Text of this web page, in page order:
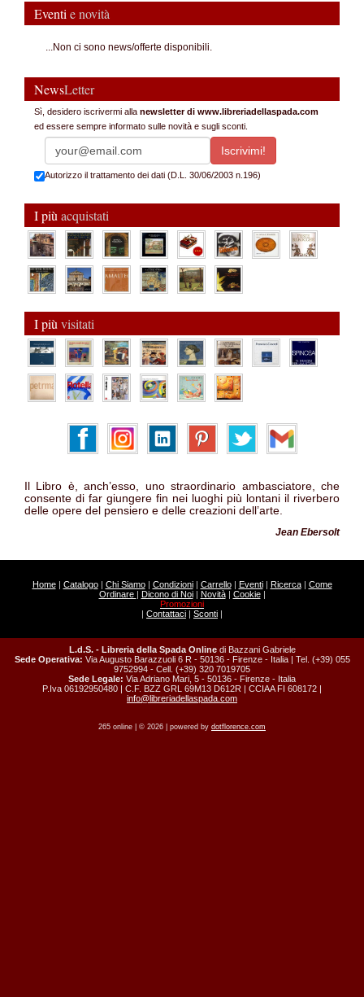
Eventi e novità
...Non ci sono news/offerte disponibili.
NewsLetter
Sì, desidero iscrivermi alla newsletter di www.libreriadellaspada.com
ed essere sempre informato sulle novità e sugli sconti.
Autorizzo il trattamento dei dati (D.L. 30/06/2003 n.196)
I più acquistati
I più visitati
Il Libro è, anch’esso, uno straordinario ambasciatore, che
consente di far giungere fin nei luoghi più lontani il riverbero
delle opere del pensiero e delle creazioni dell’arte.
Jean Ebersolt
Home| Catalogo| Chi Siamo| Condizioni| Carrello| Eventi| Ricerca| Come
Ordinare | Dicono di Noi| Novità| Cookie|
Promozioni
| Contattaci | Sconti |
L.d.S. - Libreria della Spada Online di Bazzani Gabriele
Sede Operativa: Via Augusto Barazzuoli 6 R - 50136 - Firenze - Italia | Tel. (+39) 055
9752994 - Cell. (+39) 320 7019705
Sede Legale: Via Adriano Mari, 5 - 50136 - Firenze - Italia
P.Iva 06192950480 | C.F. BZZ GRL 69M13 D612R | CCIAA FI 608172 |
info@libreriadellaspada.com
265 online | © 2026 | powered by dotflorence.com